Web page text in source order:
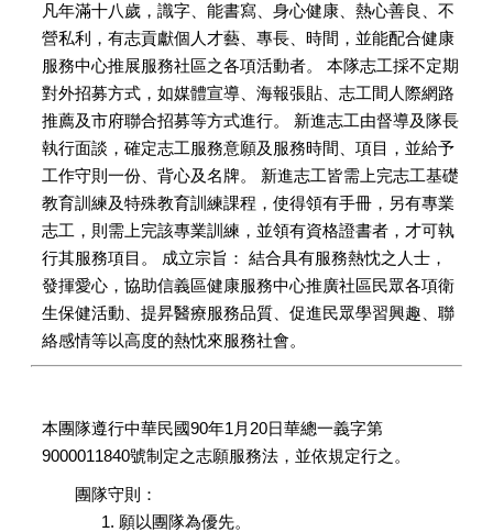
凡年滿十八歲，識字、能書寫、身心健康、熱心善良、不
營私利，有志貢獻個人才藝、專長、時間，並能配合健康
服務中心推展服務社區之各項活動者。 本隊志工採不定期
對外招募方式，如媒體宣導、海報張貼、志工間人際網路
推薦及市府聯合招募等方式進行。 新進志工由督導及隊長
執行面談，確定志工服務意願及服務時間、項目，並給予
工作守則一份、背心及名牌。 新進志工皆需上完志工基礎
教育訓練及特殊教育訓練課程，使得領有手冊，另有專業
志工，則需上完該專業訓練，並領有資格證書者，才可執
行其服務項目。 成立宗旨： 結合具有服務熱忱之人士，
發揮愛心，協助信義區健康服務中心推廣社區民眾各項衛
生保健活動、提昇醫療服務品質、促進民眾學習興趣、聯
絡感情等以高度的熱忱來服務社會。
本團隊遵行中華民國90年1月20日華總一義字第
9000011840號制定之志願服務法，並依規定行之。
團隊守則：
願以團隊為優先。